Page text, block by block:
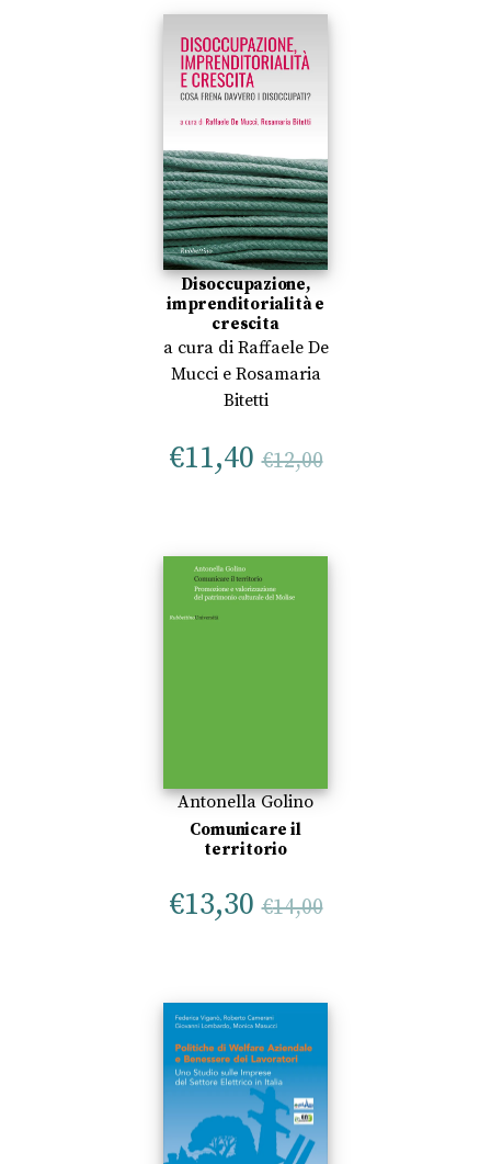
Disoccupazione,
imprenditorialità e
crescita
a cura di Raffaele De
Muccie Rosamaria
Bitetti
€11,40 €12,00
Antonella Golino
Comunicare il
territorio
€13,30 €14,00